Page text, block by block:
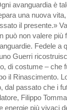
avanguardia è
una nuova
il presente.»
può non valere più
Fedele a
Guerri
di costume – che
il Rinascimento.
dal passato che i
Filippo
più vivaci